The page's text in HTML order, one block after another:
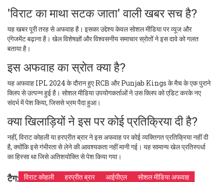
'विराट का माथा सटक जाता' वाली खबर सच है?
यह खबर पूरी तरह से अफवाह है। इसका उद्देश्य केवल सोशल मीडिया पर व्यूज और
एंगेजमेंट बढ़ाना है। खेल विशेषज्ञों और विश्वसनीय समाचार स्रोतों ने इस दावे को गलत
बताया है।
इस अफवाह का स्रोत क्या है?
यह अफवाह IPL 2024 के दौरान हुए RCB और Punjab Kings के मैच के एक पुराने
क्लिप से उत्पन्न हुई है। सोशल मीडिया उपयोगकर्ताओं ने उस क्लिप को एडिट करके नए
संदर्भ में पेश किया, जिससे भ्रम पैदा हुआ।
क्या खिलाड़ियों ने इस पर कोई प्रतिक्रिया दी है?
नहीं, विराट कोहली या हरप्रीत ब्रार ने इस अफवाह पर कोई व्यक्तिगत प्रतिक्रिया नहीं दी
है, क्योंकि इसे गंभीरता से लेने की आवश्यकता नहीं मानी गई। यह सामान्य खेल प्रतिस्पर्धा
का हिस्सा था जिसे अतिशयोक्ति से पेश किया गया।
टैग: विराट कोहली हरप्रीत ब्रार आईपीएल सोशल मीडिया अफवाह